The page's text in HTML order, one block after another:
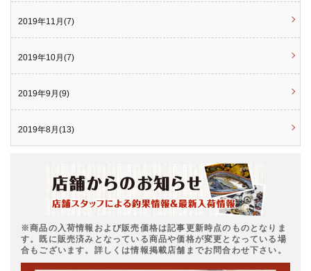
2019年11月(7)
2019年10月(7)
2019年9月(9)
2019年8月(13)
※商品の入荷情報および販売価格は記事更新時点のものとなりま
す。既に販売済みとなっている商品や価格が変更となっている場
合もございます。詳しくは情報掲載店舗までお問合わせ下さい。